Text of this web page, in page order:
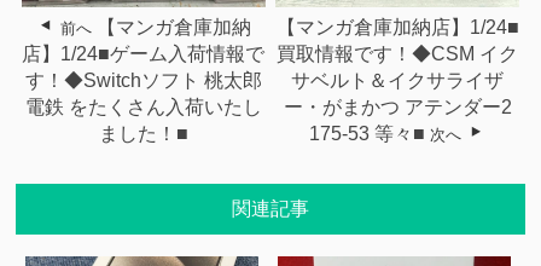
前へ
【マンガ倉庫加納
店】1/24■ゲーム入荷情報で
す！◆Switchソフト 桃太郎
電鉄 をたくさん入荷いたし
ました！■
【マンガ倉庫加納店】1/24■
買取情報です！◆CSM イク
サベルト＆イクサライザ
ー・がまかつ アテンダー2
175-53 等々■ 次へ
関連記事